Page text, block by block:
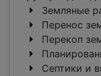
Земляные
Перенос
Перекоп
Септики и